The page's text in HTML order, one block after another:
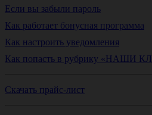
Если вы забыли пароль
Как работает бонусная программа
Как настроить уведомления
Как попасть в рубрику «НАШИ
Скачать прайс-лист